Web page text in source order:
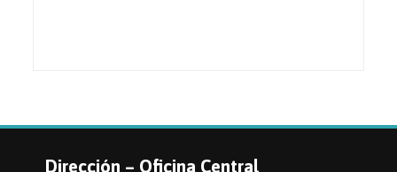
Dirección – Oficina Central